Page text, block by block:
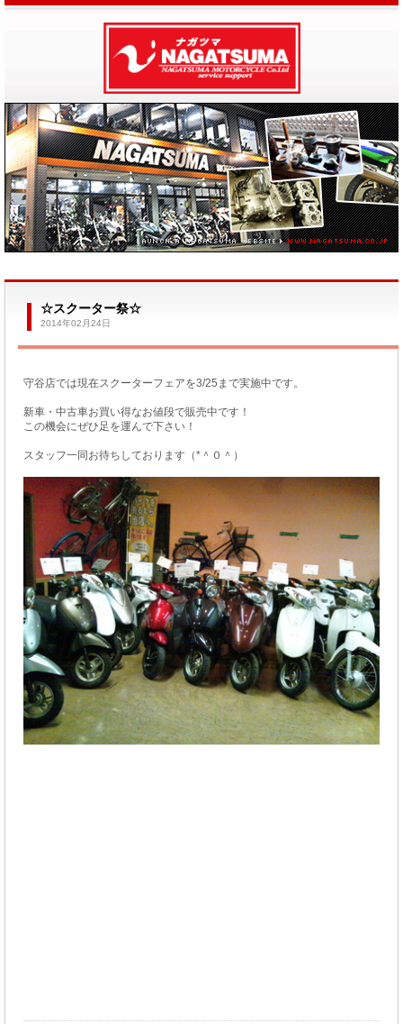
☆スクーター祭☆
2014年02月24日
守谷店では現在スクーターフェアを3/25まで実施中です。
新車・中古車お買い得なお値段で販売中です！
この機会にぜひ足を運んで下さい！
スタッフ一同お待ちしております（*＾０＾）